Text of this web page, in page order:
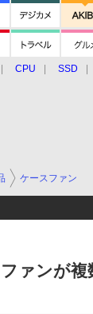
CPU SSD
ケースファン
ァンが